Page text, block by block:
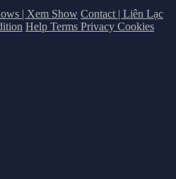
| Xem Show Contact | Liên Lạc
Help Terms Privacy Cookies